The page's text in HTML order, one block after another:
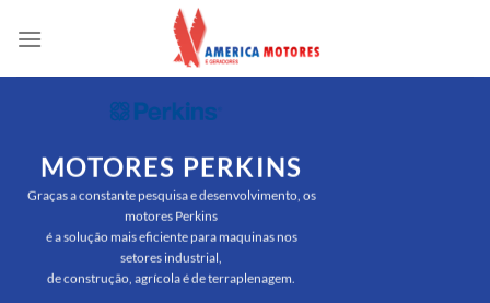
MOTORES PERKINS
Graças a constante pesquisa e desenvolvimento, os
motores Perkins
é a solução mais eficiente para maquinas nos
setores industrial,
de construção, agrícola é de terraplenagem.